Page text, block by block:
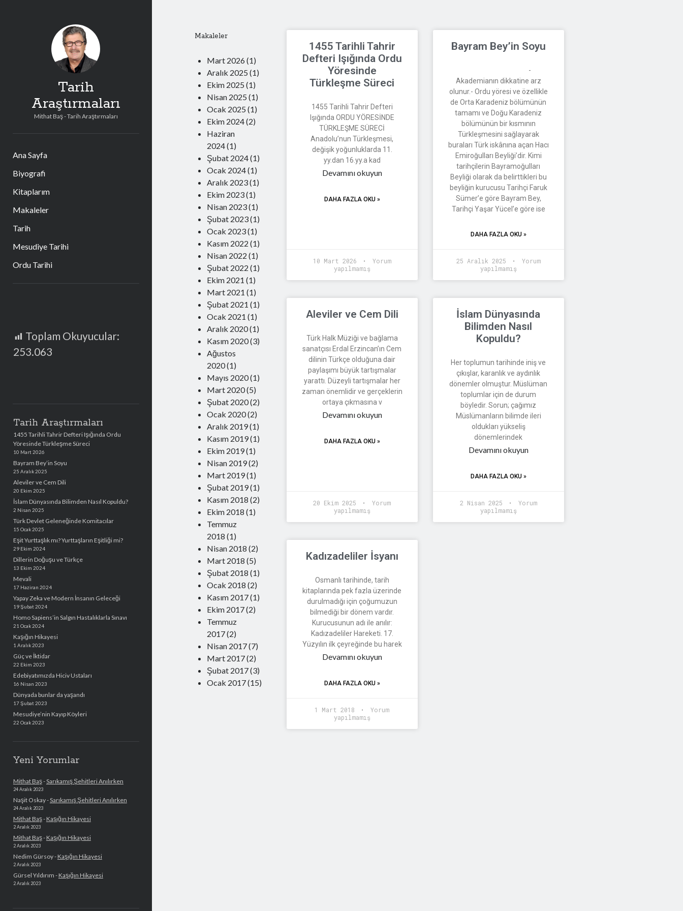
Tarih
Araştırmaları
Mithat Baş - Tarih Araştırmaları
Ana Sayfa
Biyografi
Kitaplarım
Makaleler
Tarih
Mesudiye Tarihi
Ordu Tarihi
Toplam Okuyucular:
253.063
Tarih Araştırmaları
1455 Tarihli Tahrir Defteri Işığında Ordu
Yöresinde Türkleşme Süreci
10 Mart 2026
Bayram Bey’in Soyu
25 Aralık 2025
Aleviler ve Cem Dili
20 Ekim 2025
İslam Dünyasında Bilimden Nasıl Kopuldu?
2 Nisan 2025
Türk Devlet Geleneğinde Komitacılar
15 Ocak 2025
Eşit Yurttaşlık mı? Yurttaşların Eşitliği mi?
29 Ekim 2024
Dillerin Doğuşu ve Türkçe
13 Ekim 2024
Mevali
17 Haziran 2024
Yapay Zeka ve Modern İnsanın Geleceği
19 Şubat 2024
Homo Sapiens’in Salgın Hastalıklarla Sınavı
21 Ocak 2024
Kaşığın Hikayesi
1 Aralık 2023
Güç ve İktidar
22 Ekim 2023
Edebiyatımızda Hiciv Ustaları
16 Nisan 2023
Dünyada bunlar da yaşandı
17 Şubat 2023
Mesudiye’nin Kayıp Köyleri
22 Ocak 2023
Yeni Yorumlar
Mithat Baş-Sarıkamış Şehitleri Anılırken
24 Aralık 2023
Naşit Oskay-Sarıkamış Şehitleri Anılırken
24 Aralık 2023
Mithat Baş- Kaşığın Hikayesi
2 Aralık 2023
Mithat Baş- Kaşığın Hikayesi
2 Aralık 2023
Nedim Gürsoy- Kaşığın Hikayesi
2 Aralık 2023
Gürsel Yıldırım - Kaşığın Hikayesi
2 Aralık 2023
Makaleler
Mart 2026(1)
Aralık 2025 (1)
Ekim 2025 (1)
Nisan 2025 (1)
Ocak 2025 (1)
Ekim 2024(2)
Haziran
2024(1)
Şubat 2024(1)
Ocak 2024(1)
Aralık 2023(1)
Ekim 2023(1)
Nisan 2023(1)
Şubat 2023(1)
Ocak 2023(1)
Kasım 2022 (1)
Nisan 2022 (1)
Şubat 2022 (1)
Ekim 2021 (1)
Mart 2021 (1)
Şubat 2021 (1)
Ocak 2021 (1)
Aralık 2020(1)
Kasım 2020(3)
Ağustos
2020(1)
Mayıs 2020(1)
Mart 2020(5)
Şubat 2020(2)
Ocak 2020(2)
Aralık 2019(1)
Kasım 2019(1)
Ekim 2019(1)
Nisan 2019(2)
Mart 2019(1)
Şubat 2019(1)
Kasım 2018 (2)
Ekim 2018 (1)
Temmuz
2018 (1)
Nisan 2018 (2)
Mart 2018 (5)
Şubat 2018 (1)
Ocak 2018 (2)
Kasım 2017(1)
Ekim 2017(2)
Temmuz
2017(2)
Nisan 2017(7)
Mart 2017(2)
Şubat 2017(3)
Ocak 2017(15)
1455 Tarihli Tahrir
Defteri Işığında Ordu
Yöresinde
Türkleşme Süreci
1455 Tarihli Tahrir Defteri
Işığında ORDU YÖRESİNDE
TÜRKLEŞME SÜRECİ
Anadolu’nun Türkleşmesi,
değişik yoğunluklarda 11.
yy.dan 16.yy.a kad
Devamını okuyun
DAHA FAZLA OKU »
10 Mart 2026
Yorum
yapılmamış
Bayram Bey’in Soyu
-
Akademianın dikkatine arz
olunur.- Ordu yöresi ve özellikle
de Orta Karadeniz bölümünün
tamamı ve Doğu Karadeniz
bölümünün bir kısmının
Türkleşmesini sağlayarak
buraları Türk iskânına açan Hacı
Emiroğulları Beyliği’dir. Kimi
tarihçilerin Bayramoğulları
Beyliği olarak da belirttikleri bu
beyliğin kurucusu Tarihçi Faruk
Sümer’e göre Bayram Bey,
Tarihçi Yaşar Yücel’e göre ise
DAHA FAZLA OKU »
25 Aralık 2025
Yorum
yapılmamış
Aleviler ve Cem Dili
Türk Halk Müziği ve bağlama
sanatçısı Erdal Erzincan’ın Cem
dilinin Türkçe olduğuna dair
paylaşımı büyük tartışmalar
yarattı. Düzeyli tartışmalar her
zaman önemlidir ve gerçeklerin
ortaya çıkmasına v
Devamını okuyun
DAHA FAZLA OKU »
20 Ekim 2025
Yorum
yapılmamış
İslam Dünyasında
Bilimden Nasıl
Kopuldu?
Her toplumun tarihinde iniş ve
çıkışlar, karanlık ve aydınlık
dönemler olmuştur. Müslüman
toplumlar için de durum
böyledir. Sorun; çağımız
Müslümanların bilimde ileri
oldukları yükseliş
dönemlerindek
Devamını okuyun
DAHA FAZLA OKU »
2 Nisan 2025
Yorum
yapılmamış
Kadızadeliler İsyanı
Osmanlı tarihinde, tarih
kitaplarında pek fazla üzerinde
durulmadığı için çoğumuzun
bilmediği bir dönem vardır.
Kurucusunun adı ile anılır:
Kadızadeliler Hareketi. 17.
Yüzyılın ilk çeyreğinde bu harek
Devamını okuyun
DAHA FAZLA OKU »
1 Mart 2018
Yorum
yapılmamış